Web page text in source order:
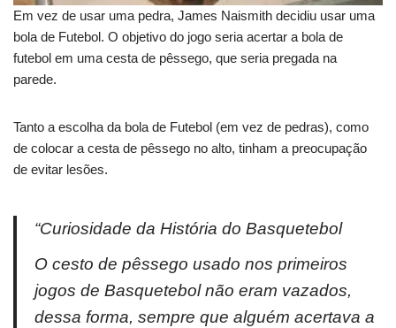
Em vez de usar uma pedra, James Naismith decidiu usar uma
bola de Futebol. O objetivo do jogo seria acertar a bola de
futebol em uma cesta de pêssego, que seria pregada na
parede.
Tanto a escolha da bola de Futebol (em vez de pedras), como
de colocar a cesta de pêssego no alto, tinham a preocupação
de evitar lesões.
“Curiosidade da História do Basquetebol
O cesto de pêssego usado nos primeiros
jogos de Basquetebol não eram vazados,
dessa forma, sempre que alguém acertava a